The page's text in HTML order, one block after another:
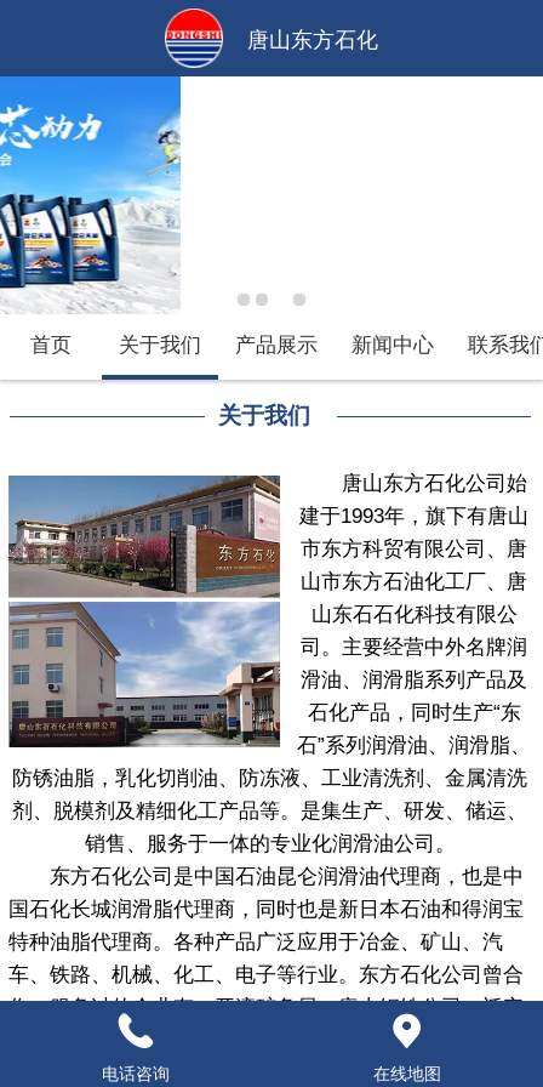
唐山东方石化
首页 关于我们 产品展示 新闻中心 联系我
关于我们
唐山东方石化公司始
建于1993年，旗下有唐山
市东方科贸有限公司、唐
山市东方石油化工厂、唐
山东石石化科技有限公
司。主要经营中外名牌润
滑油、润滑脂系列产品及
石化产品，同时生产“东
石”系列润滑油、润滑脂、
防锈油脂，乳化切削油、防冻液、工业清洗剂、金属清洗
剂、脱模剂及精细化工产品等。是集生产、研发、储运、
销售、服务于一体的专业化润滑油公司。
东方石化公司是中国石油昆仑润滑油代理商，也是中
国石化长城润滑脂代理商，同时也是新日本石油和得润宝
特种油脂代理商。各种产品广泛应用于冶金、矿山、汽
车、铁路、机械、化工、电子等行业。东方石化公司曾合
作、服务过的企业有：开滦矿务局、唐山钢铁公司、迁安
首钢集团、唐山冀东水泥公司、唐山国丰钢铁公司、唐山
三友集团、唐山开元集团、大唐国际热电公司、唐山唐银
电话咨询 在线地图